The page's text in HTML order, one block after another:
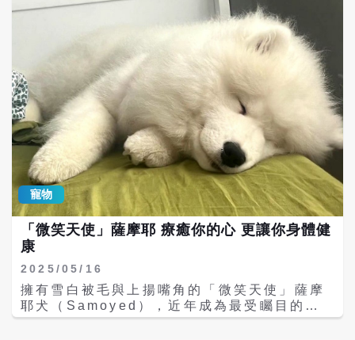
壯壯、朝陽與華龍，憑藉療癒可愛的日常模
樣，成為近年當地最受歡迎的生態旅遊景點之
呈環狀分布，每隻大貓熊皆擁有專屬室內空間
與戶外活動場地。其中，6號館的大貓熊「喜
悅」因個性活潑、動作豐富，被遊客視為「人
氣王」。園區也提醒，大貓熊多在上午活動覓
食，午後則進入長時間休息，建議民眾把握早
晨時段入園觀賞。 最吸引遊客的，莫過於大貓
熊寶寶們的進食日常。只見牠們常常一屁股坐
在地上，後腳微微岔開，前掌靈活地各抓一根
竹子或竹筍，有時左右開弓「雙手開吃」，有
時則專注啃咬一根竹竿，發出清脆的「吧唧吧
唧」聲響。部分大貓熊還會邊吃邊靠在石頭或
樹幹上，一臉滿足地細嚼慢嚥；也有調皮的個
體，會先把竹子翻來覆去挑選，再慢條斯理地
剝開外皮，彷彿在享用精緻料理，憨態可掬的
模樣讓現場笑聲不斷。 園區除展示大貓熊生活
樣貌，也規劃多元體驗設施，包括沉浸式呈現
熊貓一生的科普館、販售限定周邊的「熊心
寵物
「微笑天使」薩摩耶 療癒你的心 更讓你身體健
康
2025/05/16
擁有雪白被毛與上揚嘴角的「微笑天使」薩摩
耶犬（Samoyed），近年成為最受矚目的寵
物明星之一。在可愛外表背後，牠們不只是吸